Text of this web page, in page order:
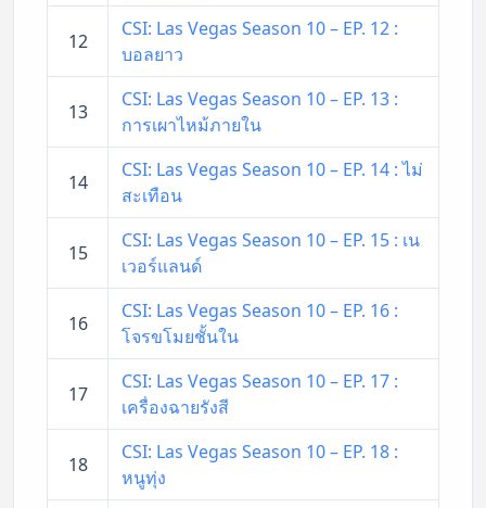
12
CSI: Las Vegas Season 10 – EP. 12 :
บอลยาว
13
CSI: Las Vegas Season 10 – EP. 13 :
การเผาไหม้ภายใน
14
CSI: Las Vegas Season 10 – EP. 14 : ไม่
สะเทือน
15
CSI: Las Vegas Season 10 – EP. 15 : เน
เวอร์แลนด์
16
CSI: Las Vegas Season 10 – EP. 16 :
โจรขโมยชั้นใน
17
CSI: Las Vegas Season 10 – EP. 17 :
เครื่องฉายรังสี
18
CSI: Las Vegas Season 10 – EP. 18 :
หนูทุ่ง